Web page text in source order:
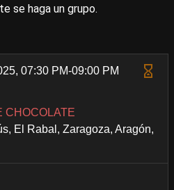
se haga un grupo.
07:30 PM-09:00 PM
CHOCOLATE
El Rabal, Zaragoza, Aragón,